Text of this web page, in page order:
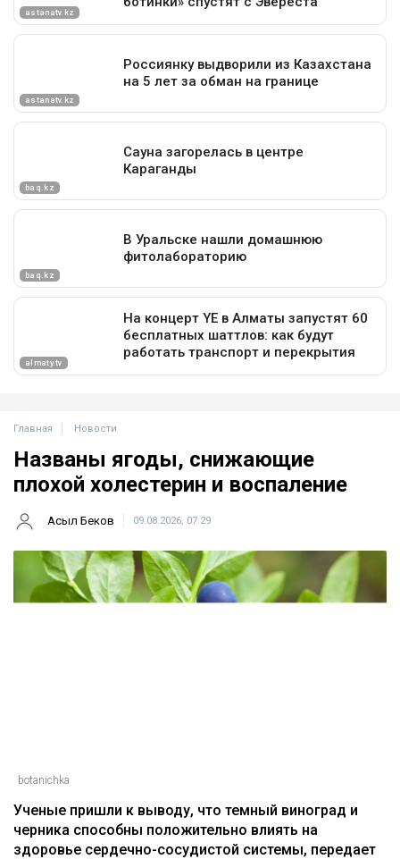
Главная Новости
Названы ягоды, снижающие
плохой холестерин и воспаление
Асыл Беков 09.08.2026, 07:29
botanichka
Ученые пришли к выводу, что темный виноград и
черника способны положительно влиять на
здоровье сердечно-сосудистой системы, передает